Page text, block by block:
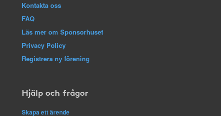
Kontakta oss
FAQ
Läs mer om Sponsorhuset
Privacy Policy
Registrera ny förening
Hjälp och frågor
Skapa ett ärende